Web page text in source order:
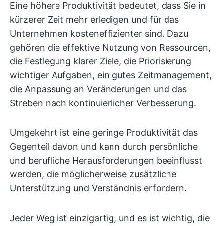
Eine höhere Produktivität bedeutet, dass Sie in
kürzerer Zeit mehr erledigen und für das
Unternehmen kosteneffizienter sind. Dazu
gehören die effektive Nutzung von Ressourcen,
die Festlegung klarer Ziele, die Priorisierung
wichtiger Aufgaben, ein gutes Zeitmanagement,
die Anpassung an Veränderungen und das
Streben nach kontinuierlicher Verbesserung.
Umgekehrt ist eine geringe Produktivität das
Gegenteil davon und kann durch persönliche
und berufliche Herausforderungen beeinflusst
werden, die möglicherweise zusätzliche
Unterstützung und Verständnis erfordern.
Jeder Weg ist einzigartig, und es ist wichtig, die